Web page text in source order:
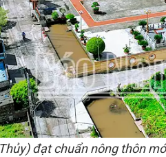
đạt chuẩn nông thôn